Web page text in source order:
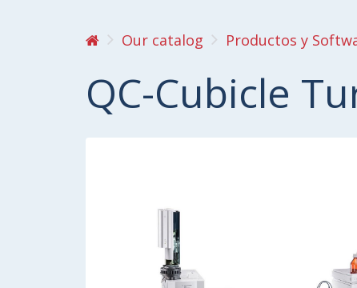
Our catalog Productos y
QC-Cubicle